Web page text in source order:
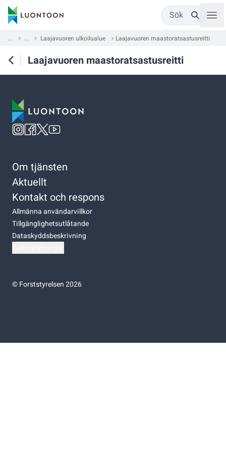
Sök
... ... Laajavuoren ulkoilualue Laajavuoren maastoratsastusreitti
Laajavuoren maastoratsastusreitti
Om tjänsten
Aktuellt
Kontakt och respons
Allmänna användarvillkor
Tillgänglighetsutlåtande
Dataskyddsbeskrivning
©Forststyrelsen 2026